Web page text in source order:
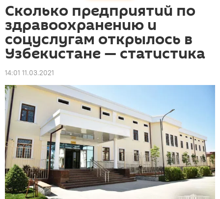
Сколько предприятий по
здравоохранению и
соцуслугам открылось в
Узбекистане — статистика
14:01 11.03.2021